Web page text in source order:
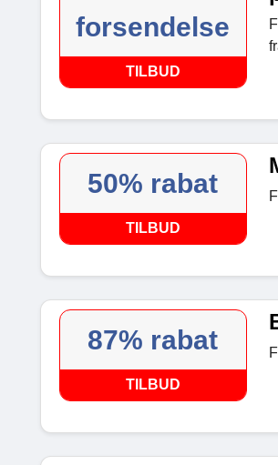
forsendelse
TILBUD
50% rabat
TILBUD
87% rabat
TILBUD